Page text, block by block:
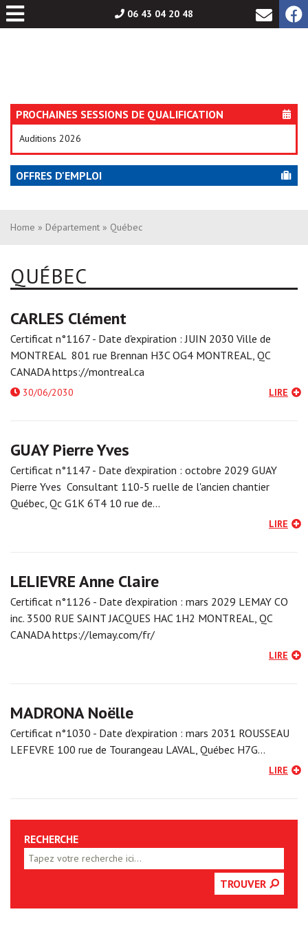
06 43 04 20 48
PROCHAINES SESSIONS DE QUALIFICATION
Auditions 2026
OFFRES D'EMPLOI
Aller
au
Home » Département » Québec
QUÉBEC
CARLES Clément
Certificat n°1167 - Date d'expiration : JUIN 2030 Ville de
MONTREAL 801 rue Brennan H3C OG4 MONTREAL, QC
CANADA https://montreal.ca
30/06/2030 LIRE
GUAY Pierre Yves
Certificat n°1147 - Date d'expiration : octobre 2029 GUAY
Pierre Yves Consultant 110-5 ruelle de l'ancien chantier
Québec, Qc G1K 6T4 10 rue de…
LIRE
LELIEVRE Anne Claire
Certificat n°1126 - Date d'expiration : mars 2029 LEMAY CO
inc. 3500 RUE SAINT JACQUES HAC 1H2 MONTREAL, QC
CANADA https://lemay.com/fr/
LIRE
MADRONA Noëlle
Certificat n°1030 - Date d'expiration : mars 2031 ROUSSEAU
LEFEVRE 100 rue de Tourangeau LAVAL, Québec H7G…
LIRE
RECHERCHE
TROUVER